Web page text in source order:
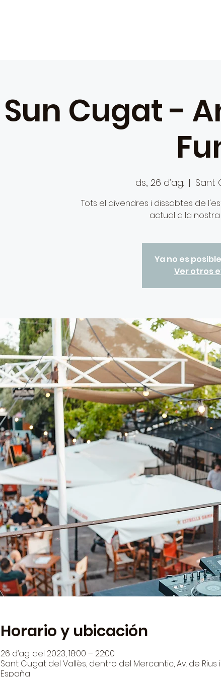
Sun Cugat -
ds., 26 d’ag.
  |
Sant
Tots el divendres i dissabtes de
actual a la
Ya no es
Ver otros
Horario y ubicación
26 d’ag. del 2023, 18:00 – 22:00
Sant Cugat del Vallès, dentro del Mercantic, Av. de Rius
España